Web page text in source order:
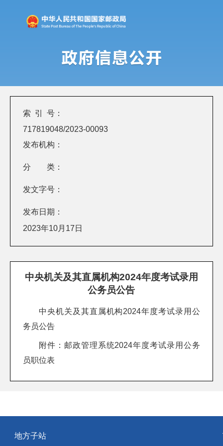
索 引 号：
717819048/2023-00093
发布机构：
分 类：
发文字号：
发布日期：
2023年10月17日
中央机关及其直属机构2024年度考试录用
公务员公告
中央机关及其直属机构2024年度考试录用公
务员公告
附件： 邮政管理系统2024年度考试录用公务
员职位表
地方子站